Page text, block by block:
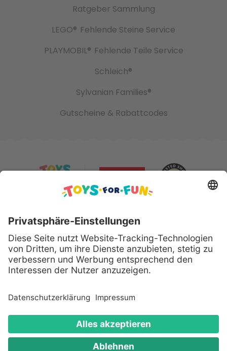
Ratgeber Sammlung
LEGO® Fehlende Steine Service
PLAYMOBIL® Fehlende Teile Service
Schleich®
Sylvanian Families®
Gutscheine & Rabattcodes
Sicher bezahlen mit:
Alle genannten Produkte und Logos sind eingetragene
Warenzeichen der jeweiligen Hersteller.
Copyright © 2008 - 2026 Toys for Fun GmbH - Alle
Rechte vorbehalten